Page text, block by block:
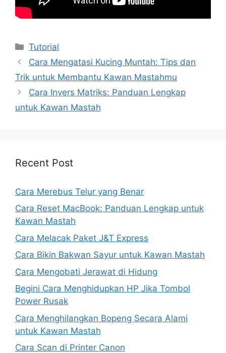
Kategori
Tutorial
Cara Mengatasi Kucing Muntah: Tips dan
Trik untuk Membantu Kawan Mastahmu
Cara Invers Matriks: Panduan Lengkap
untuk Kawan Mastah
Recent Post
Cara Merebus Telur yang Benar
Cara Reset MacBook: Panduan Lengkap untuk
Kawan Mastah
Cara Melacak Paket J&T Express
Cara Bikin Bakwan Sayur untuk Kawan Mastah
Cara Mengobati Jerawat di Hidung
Begini Cara Menghidupkan HP Jika Tombol
Power Rusak
Cara Menghilangkan Bopeng Secara Alami
untuk Kawan Mastah
Cara Scan di Printer Canon